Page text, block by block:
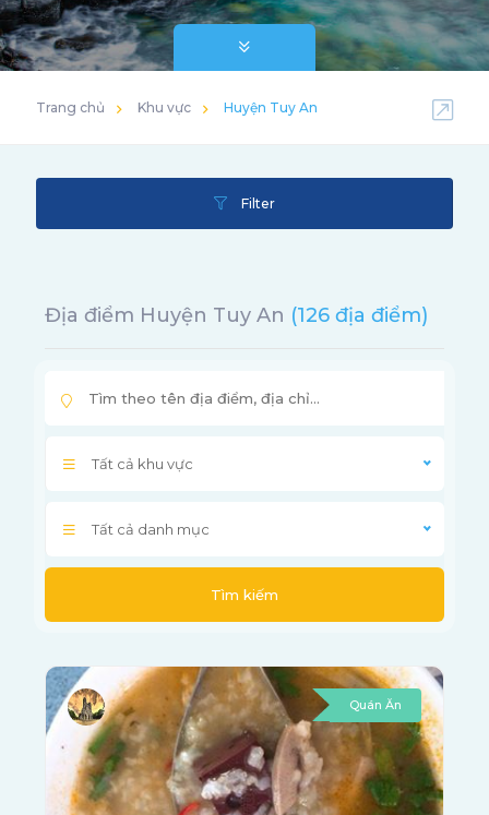
Trang chủ Khu vực Huyện Tuy An
Filter
Địa điểm Huyện Tuy An (126 địa điểm)
Tất cả khu vực
Tất cả danh mục
Tìm kiếm
Quán Ăn